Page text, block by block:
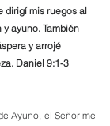
dirigí mis ruegos al
ayuno. También
y arrojé
Daniel 9:1-3
Ayuno, el Señor me